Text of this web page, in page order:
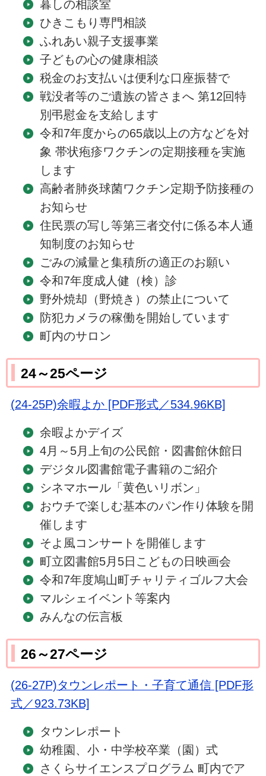
暮しの相談室
ひきこもり専門相談
ふれあい親子支援事業
子どもの心の健康相談
税金のお支払いは便利な口座振替で
戦没者等のご遺族の皆さまへ 第12回特
別弔慰金を支給します
令和7年度からの65歳以上の方などを対
象 帯状疱疹ワクチンの定期接種を実施
します
高齢者肺炎球菌ワクチン定期予防接種の
お知らせ
住民票の写し等第三者交付に係る本人通
知制度のお知らせ
ごみの減量と集積所の適正のお願い
令和7年度成人健（検）診
野外焼却（野焼き）の禁止について
防犯カメラの稼働を開始しています
町内のサロン
24～25ページ
(24-25P)余暇よか [PDF形式／534.96KB]
余暇よかデイズ
4月～5月上旬の公民館・図書館休館日
デジタル図書館電子書籍のご紹介
シネマホール「黄色いリボン」
おウチで楽しむ基本のパン作り体験を開
催します
そよ風コンサートを開催します
町立図書館5月5日こどもの日映画会
令和7年度鳩山町チャリティゴルフ大会
マルシェイベント等案内
みんなの伝言板
26～27ページ
(26-27P)タウンレポート・子育て通信 [PDF形
式／923.73KB]
タウンレポート
幼稚園、小・中学校卒業（園）式
さくらサイエンスプログラム 町内でア